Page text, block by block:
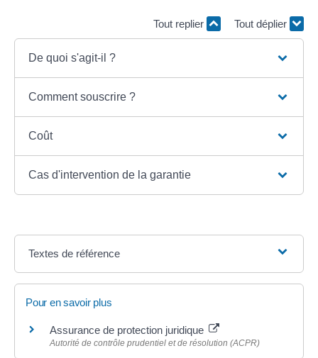
Tout replier Tout déplier
De quoi s'agit-il ?
Comment souscrire ?
Coût
Cas d'intervention de la garantie
Textes de référence
Pour en savoir plus
Assurance de protection juridique
Autorité de contrôle prudentiel et de résolution (ACPR)